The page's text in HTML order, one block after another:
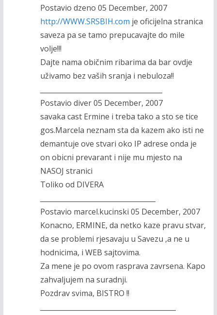
Postavio dzeno 05 December, 2007
http://WWW.SRSBIH.com je oficijelna stranica
saveza pa se tamo prepucavajte do mile
volje!!!
Dajte nama običnim ribarima da bar ovdje
uživamo bez vaših sranja i nebuloza!!
Postavio diver 05 December, 2007
savaka cast Ermine i treba tako a sto se tice
gos.Marcela neznam sta da kazem ako isti ne
demantuje ove stvari oko IP adrese onda je
on obicni prevarant i nije mu mjesto na
NASOJ stranici
Toliko od DIVERA
Postavio marcel.kucinski 05 December, 2007
Konacno, ERMINE, da netko kaze pravu stvar,
da se problemi rjesavaju u Savezu ,a ne u
hodnicima, i WEB sajtovima.
Za mene je po ovom rasprava zavrsena. Kapo
zahvaljujem na suradnji.
Pozdrav svima, BISTRO !!